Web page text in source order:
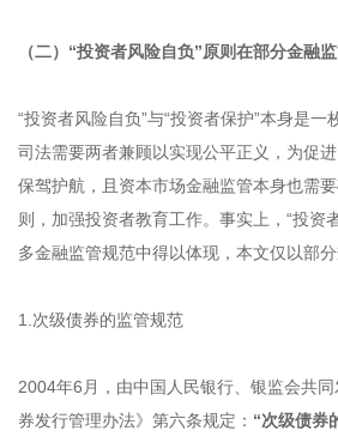
（二）“投资者风险自负”原则在部分金融
“投资者风险自负”与“投资者保护”本身是
司法需要两者兼顾以实现公平正义，为促
保驾护航，且资本市场金融监管本身也需
则，加强投资者教育工作。事实上，“投资
多金融监管规范中得以体现，本文仅以部分
1.次级债券的监管规范
2004年6月，由中国人民银行、银监会共
券发行管理办法》第六条规定： “次级债券